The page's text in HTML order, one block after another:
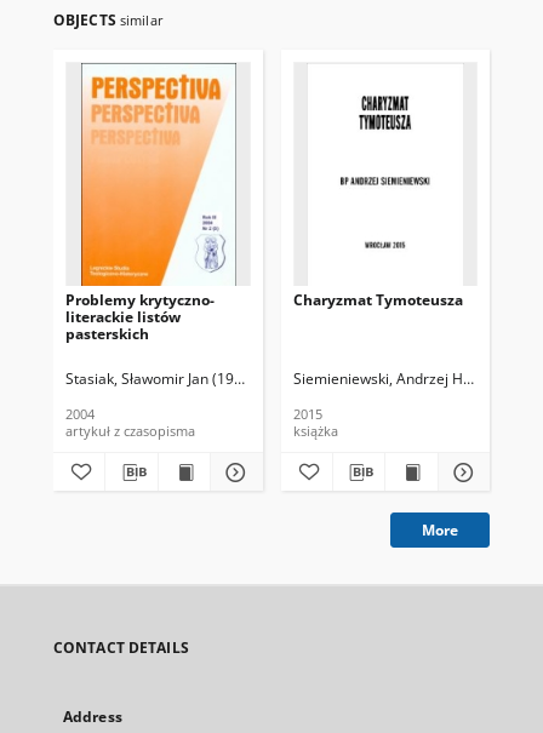
OBJECTS similar
Problemy krytyczno-
literackie listów
pasterskich
Stasiak, Sławomir Jan (1965- )
2004
artykuł z czasopisma
Charyzmat Tymoteusza
Siemieniewski, Andrzej Henryk
2015
książka
More
CONTACT DETAILS
Address